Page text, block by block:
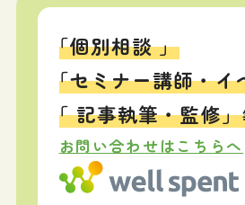
「個別相談 」
「セミナー講師・
「 記事執筆・監修」
お問い合わせはこちらへ